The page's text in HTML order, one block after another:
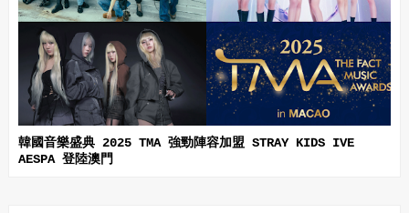
韓國音樂盛典 2025 TMA 強勁陣容加盟 STRAY KIDS IVE
AESPA 登陸澳門